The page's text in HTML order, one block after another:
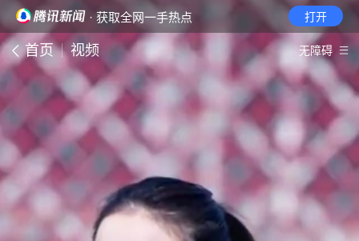
· 获取全网一手热点 打开
首页 视频 无障碍